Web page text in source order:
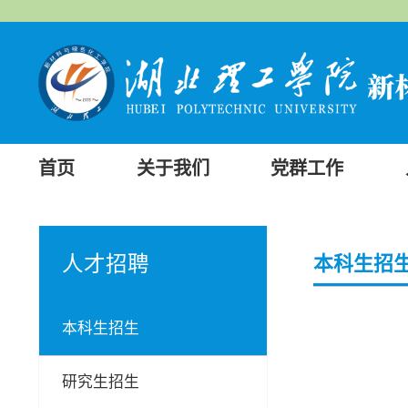
首页 关于我们 党群工作
人才招聘
本科生招生
研究生招生
本科生招